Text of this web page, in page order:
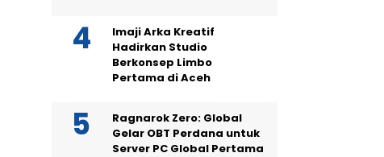
Imaji Arka Kreatif
Hadirkan Studio
Berkonsep Limbo
Pertama di Aceh
Ragnarok Zero: Global
Gelar OBT Perdana untuk
Server PC Global Pertama